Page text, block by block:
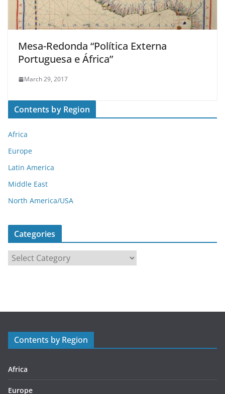
Mesa-Redonda “Política Externa
Portuguesa e África”
March 29, 2017
Contents by Region
Africa
Europe
Latin America
Middle East
North America/USA
Categories
a
r
s
Contents by Region
Africa
Europe